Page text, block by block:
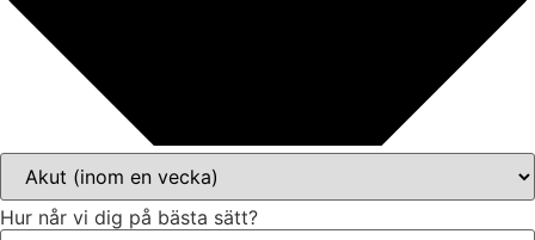
Hur når vi dig på bästa sätt?